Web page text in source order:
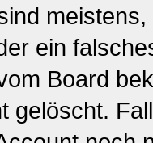
ein
Board
gelöscht.